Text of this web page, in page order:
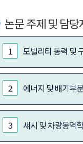
논문 주제 및 담당
1 모빌리티 동력 및
2 에너지 및 배기부문
3 섀시 및 차량동역